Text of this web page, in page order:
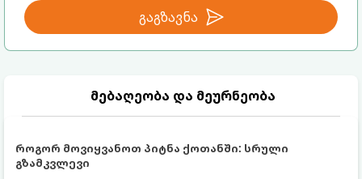
გაგზავნა
მებაღეობა და მეურნეობა
როგორ მოვიყვანოთ პიტნა ქოთანში: სრული
გზამკვლევი